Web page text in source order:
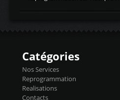
Injecteurs + Flashpro
précise et performante. Vous
basculer de la carto sans plomb à
l'aide du flashpro OPTION
Reprog SP 98 sur le calculateur
450€ TTC Un gain d'environ 10cv
Catégories
Nos Services
Reprogrammation
Realisations
Contacts